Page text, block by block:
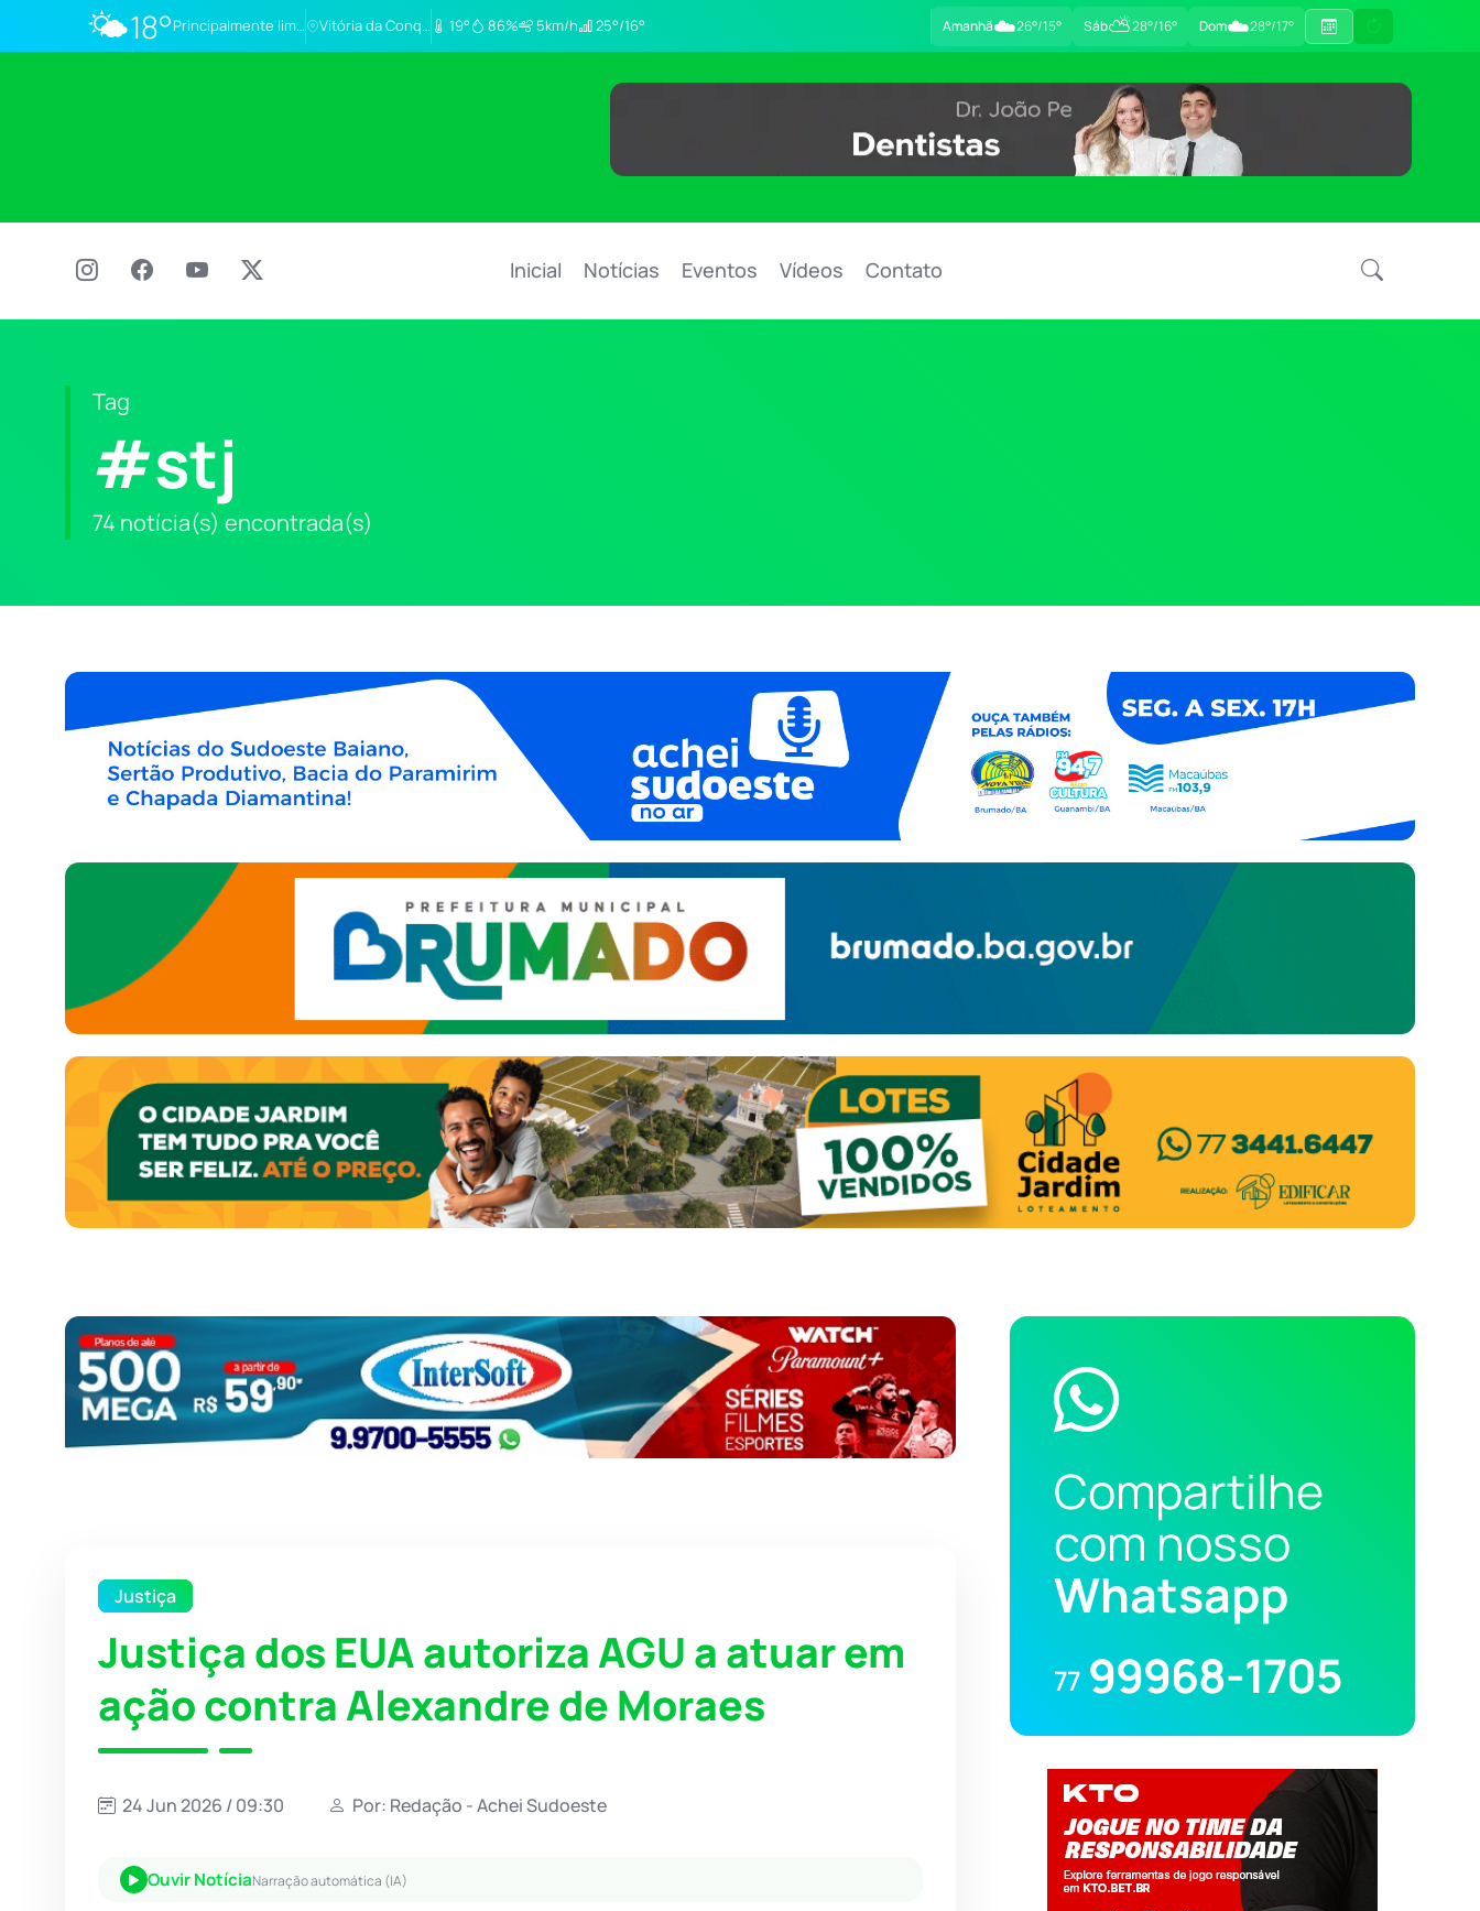
🌤️18° Principalmente limpo Vitória da Conq… 19° 86% 5km/h 25°/16° Amanhã☁️26°/15° Sáb⛅28°/16° Dom☁️28°/17°
Inicial Notícias Eventos Vídeos Contato
Tag
#stj
74 notícia(s) encontrada(s)
Justiça
Justiça dos EUA autoriza AGU a atuar em
ação contra Alexandre de Moraes
24 Jun 2026 / 09:30 Por: Redação - Achei Sudoeste
Ouvir NotíciaNarração automática (IA)
Compartilhe
com nosso
Whatsapp
77 99968-1705